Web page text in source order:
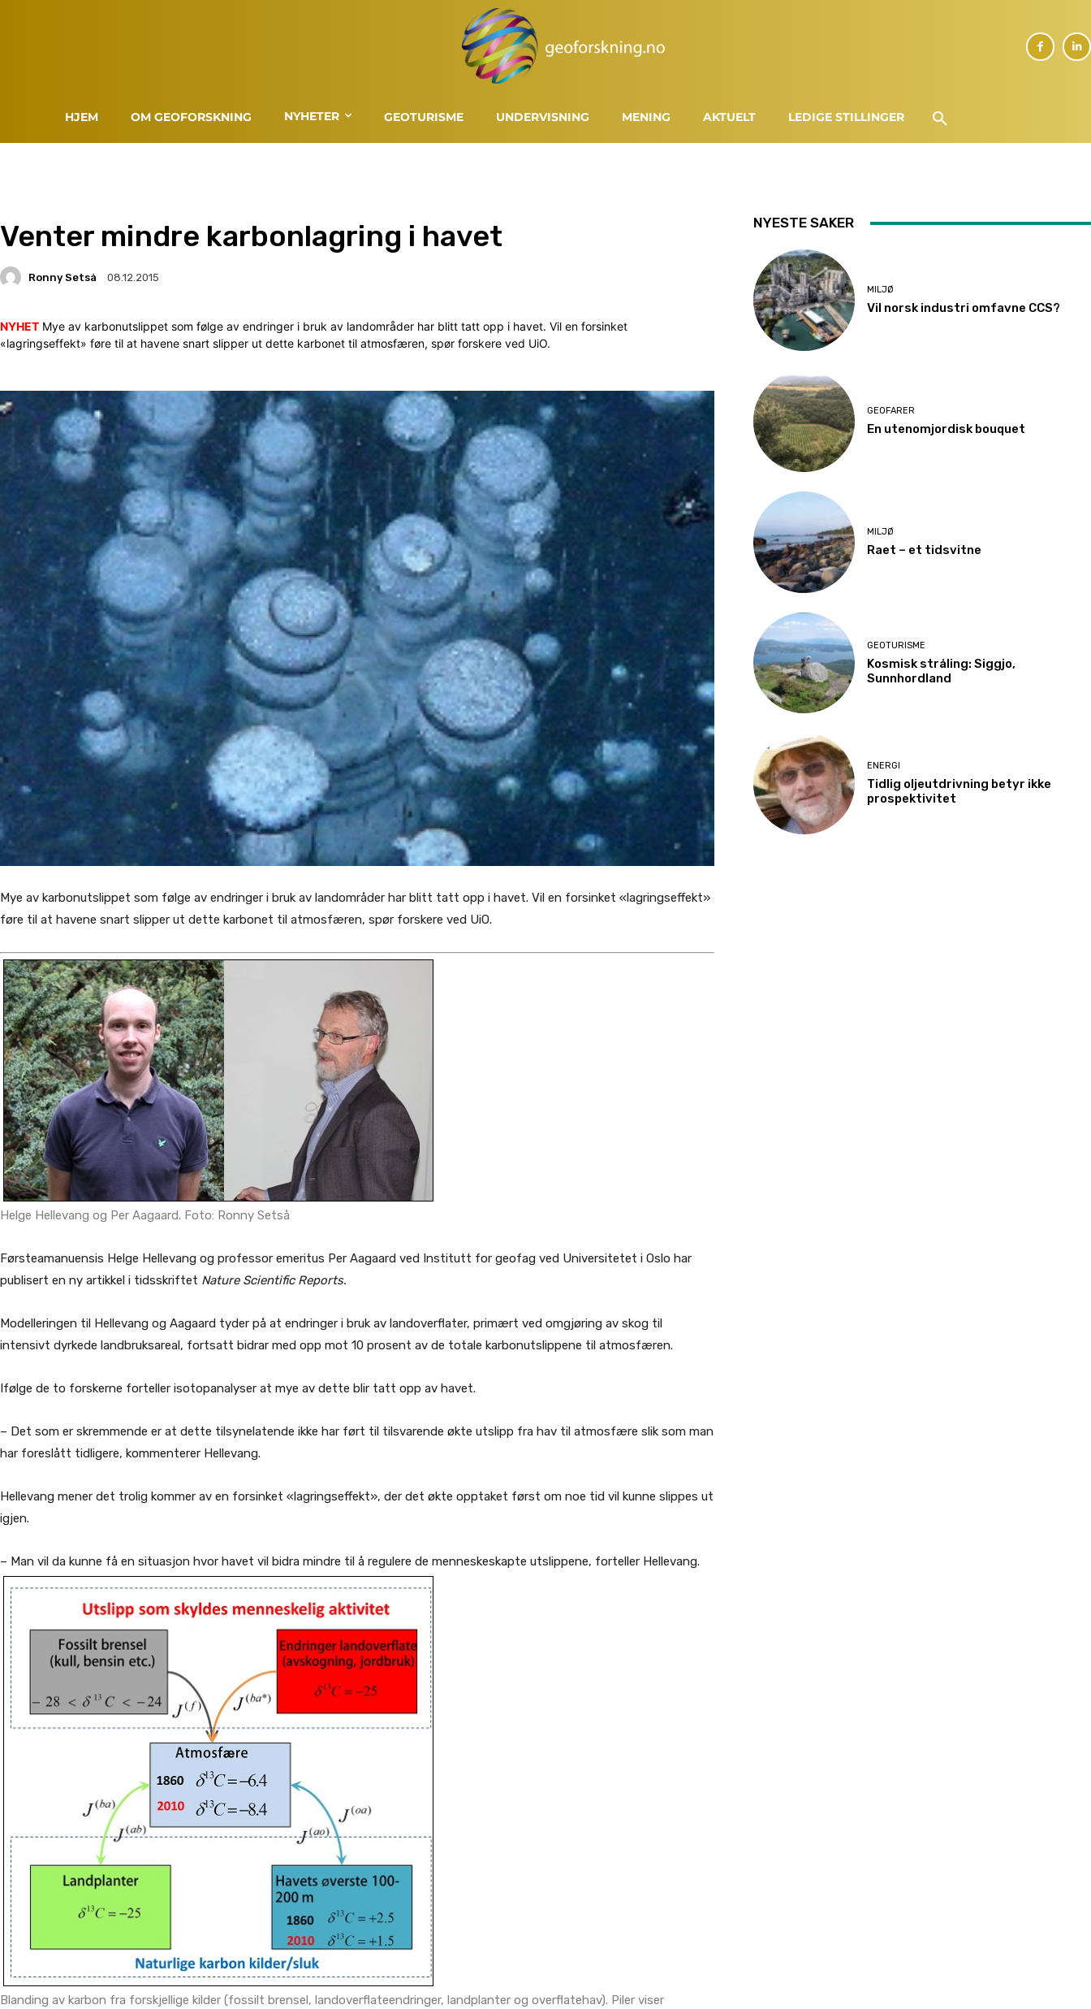
HJEM OM GEOFORSKNING NYHETER GEOTURISME UNDERVISNING MENING AKTUELT LEDIGE STILLINGER
Venter mindre karbonlagring i havet
Ronny Setså 08.12.2015
NYHET Mye av karbonutslippet som følge av endringer i bruk av landområder har blitt tatt opp i havet. Vil en forsinket
«lagringseffekt» føre til at havene snart slipper ut dette karbonet til atmosfæren, spør forskere ved UiO.
Mye av karbonutslippet som følge av endringer i bruk av landområder har blitt tatt opp i havet. Vil en forsinket «lagringseffekt»
føre til at havene snart slipper ut dette karbonet til atmosfæren, spør forskere ved UiO.
Helge Hellevang og Per Aagaard. Foto: Ronny Setså
Førsteamanuensis Helge Hellevang og professor emeritus Per Aagaard ved Institutt for geofag ved Universitetet i Oslo har
publisert en ny artikkel i tidsskriftet Nature Scientific Reports.
Modelleringen til Hellevang og Aagaard tyder på at endringer i bruk av landoverflater, primært ved omgjøring av skog til
intensivt dyrkede landbruksareal, fortsatt bidrar med opp mot 10 prosent av de totale karbonutslippene til atmosfæren.
Ifølge de to forskerne forteller isotopanalyser at mye av dette blir tatt opp av havet.
– Det som er skremmende er at dette tilsynelatende ikke har ført til tilsvarende økte utslipp fra hav til atmosfære slik som man
har foreslått tidligere, kommenterer Hellevang.
Hellevang mener det trolig kommer av en forsinket «lagringseffekt», der det økte opptaket først om noe tid vil kunne slippes ut
igjen.
– Man vil da kunne få en situasjon hvor havet vil bidra mindre til å regulere de menneskeskapte utslippene, forteller Hellevang.
Blanding av karbon fra forskjellige kilder (fossilt brensel, landoverflateendringer, landplanter og overflatehav). Piler viser
NYESTE SAKER
MILJØ
Vil norsk industri omfavne CCS?
GEOFARER
En utenomjordisk bouquet
MILJØ
Raet – et tidsvitne
GEOTURISME
Kosmisk stråling: Siggjo,
Sunnhordland
ENERGI
Tidlig oljeutdrivning betyr ikke
prospektivitet